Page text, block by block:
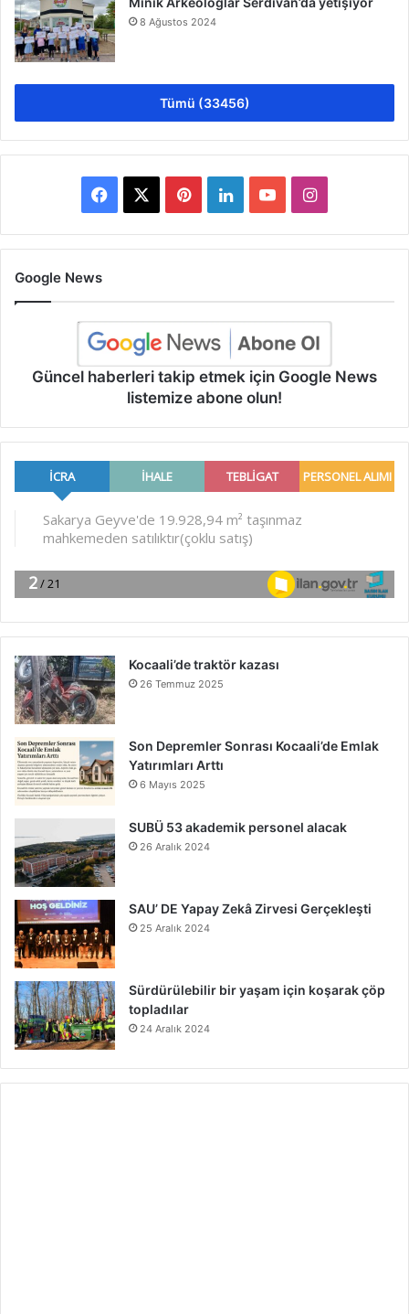
8 Ağustos 2024
Tümü (33456)
Facebook PinterestLinkedInYouTubeInstagram
Google News
Güncel haberleri takip etmek için Google News
listemize abone olun!
Kocaali’de traktör kazası
26 Temmuz 2025
Son Depremler Sonrası Kocaali’de Emlak
Yatırımları Arttı
6 Mayıs 2025
SUBÜ 53 akademik personel alacak
26 Aralık 2024
SAU’ DE Yapay Zekâ Zirvesi Gerçekleşti
25 Aralık 2024
Sürdürülebilir bir yaşam için koşarak çöp
topladılar
24 Aralık 2024